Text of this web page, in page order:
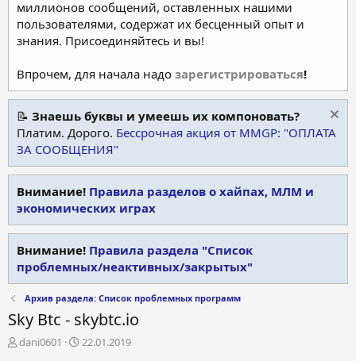
миллионов сообщений, оставленных нашими
пользователями, содержат их бесценный опыт и
знания. Присоединяйтесь и вы!
Впрочем, для начала надо зарегистрироваться!
📝 Знаешь буквы и умеешь их компоновать?
Платим. Дорого. Бессрочная акция от MMGP: "ОПЛАТА
ЗА СООБЩЕНИЯ"
Внимание! Правила разделов о хайпах, МЛМ и
экономических играх
Внимание! Правила раздела "Список
проблемных/неактивных/закрытых"
Архив раздела: Список проблемных программ
Sky Btc - skybtc.io
А
dani0601
Д
22.01.2019